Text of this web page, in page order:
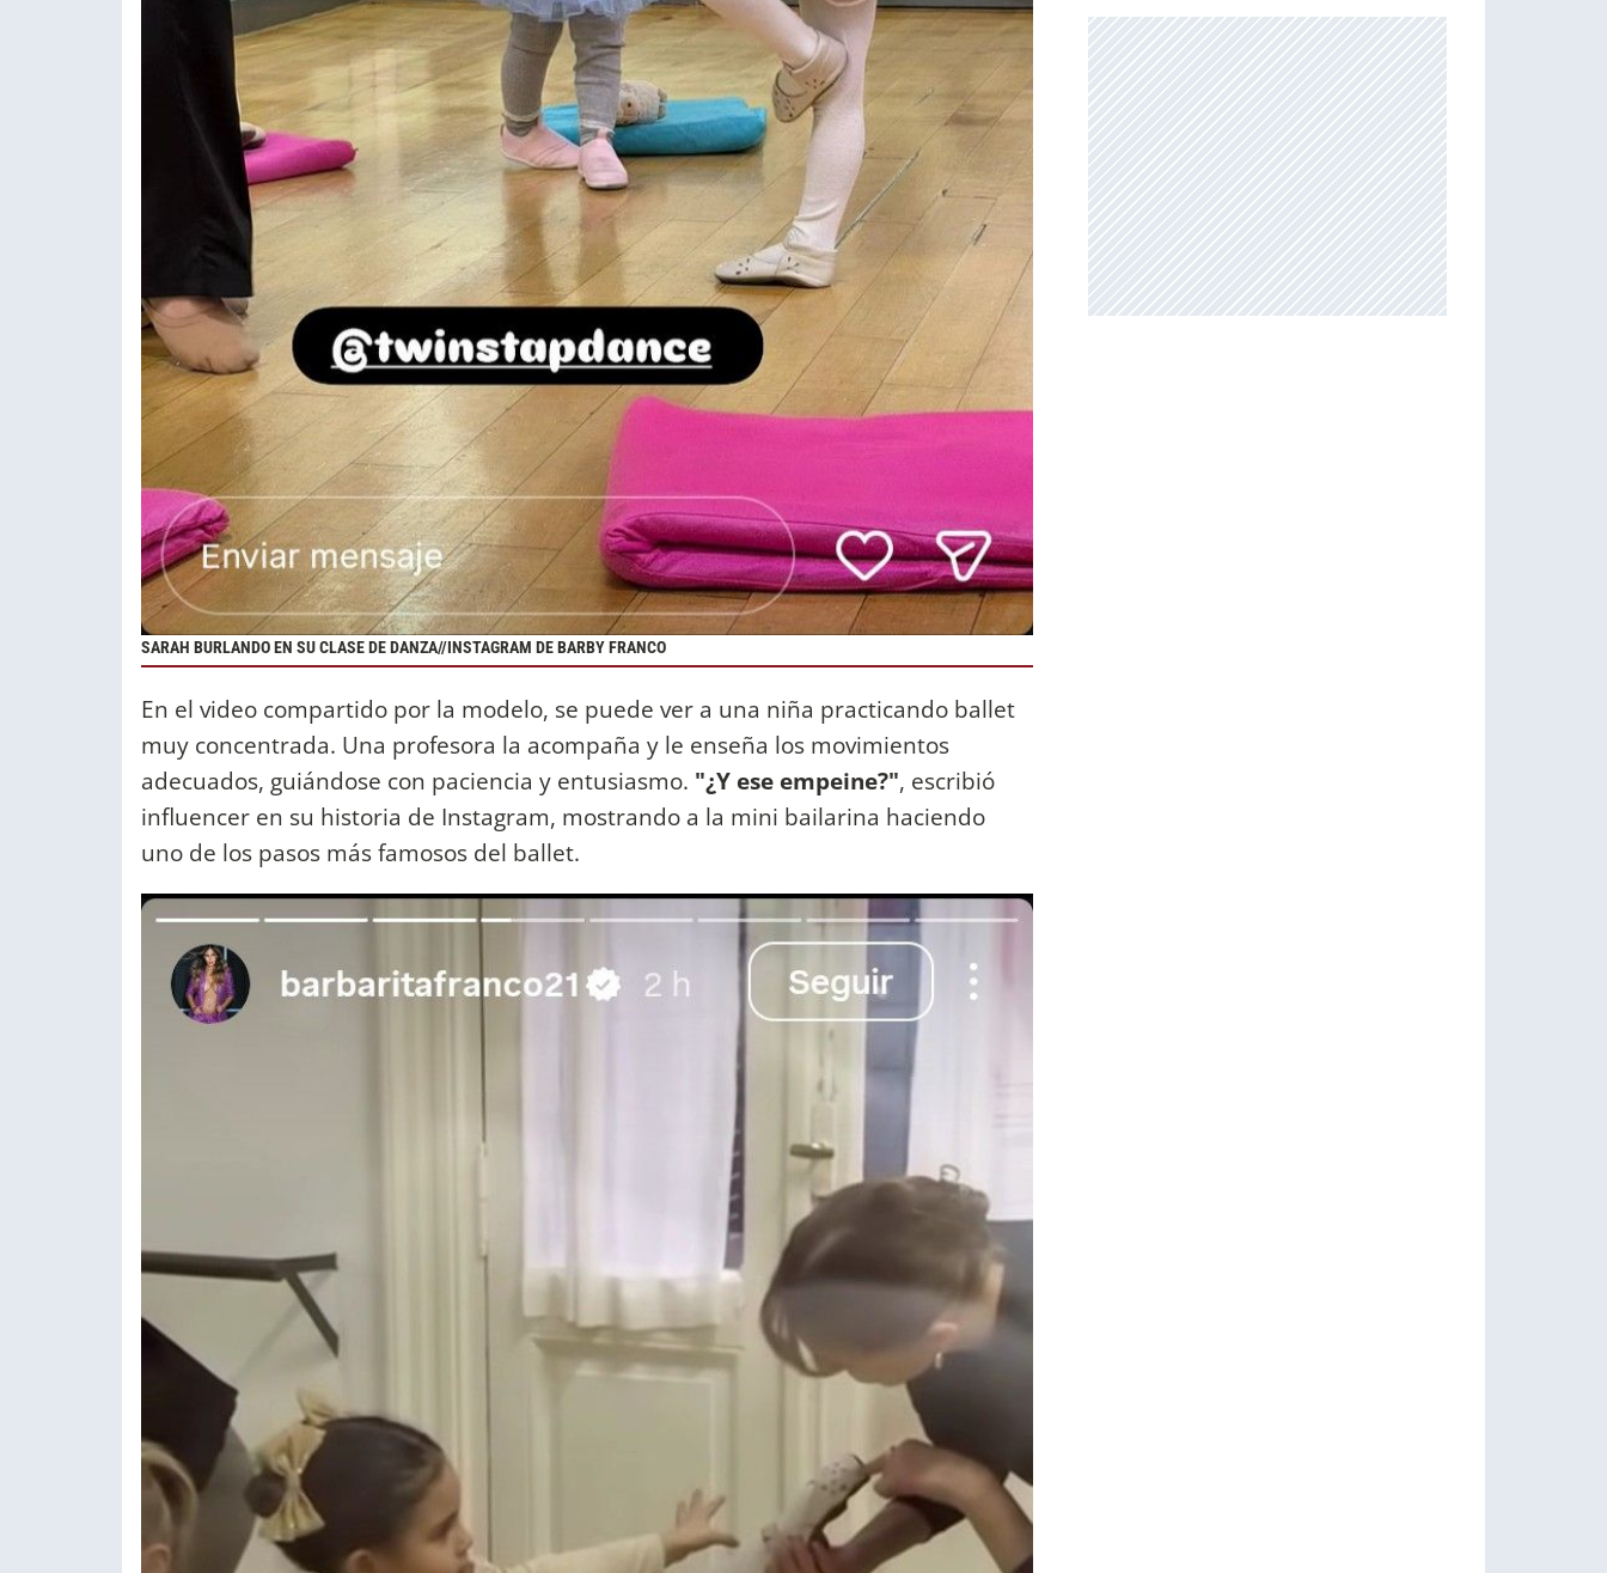
SARAH BURLANDO EN SU CLASE DE DANZA//INSTAGRAM DE BARBY FRANCO
En el video compartido por la modelo, se puede ver a una niña practicando ballet
muy concentrada. Una profesora la acompaña y le enseña los movimientos
adecuados, guiándose con paciencia y entusiasmo. "¿Y ese empeine?", escribió
influencer en su historia de Instagram, mostrando a la mini bailarina haciendo
uno de los pasos más famosos del ballet.